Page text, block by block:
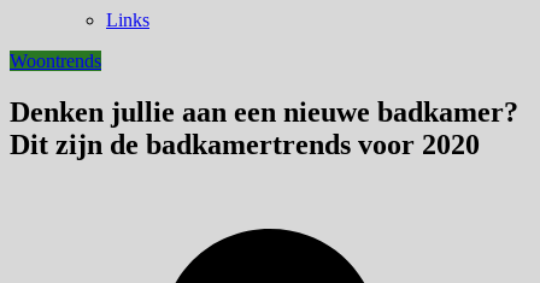
Links
Woontrends
Denken jullie aan een nieuwe badkamer?
Dit zijn de badkamertrends voor 2020